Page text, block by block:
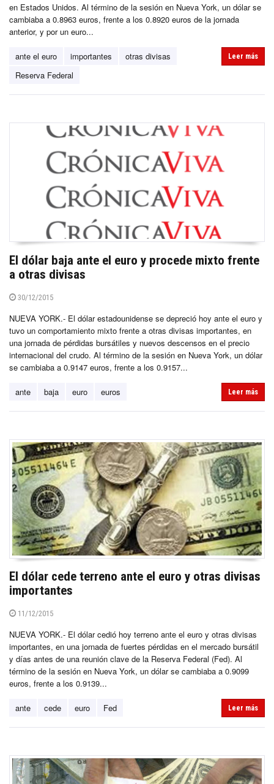
en Estados Unidos. Al término de la sesión en Nueva York, un dólar se
cambiaba a 0.8963 euros, frente a los 0.8920 euros de la jornada
anterior, y por un euro...
ante el euro importantes
otras divisas
Reserva Federal
Leer más
El dólar baja ante el euro y procede mixto frente
a otras divisas
30/12/2015
NUEVA YORK.- El dólar estadounidense se depreció hoy ante el euro y
tuvo un comportamiento mixto frente a otras divisas importantes, en
una jornada de pérdidas bursátiles y nuevos descensos en el precio
internacional del crudo. Al término de la sesión en Nueva York, un dólar
se cambiaba a 0.9147 euros, frente a los 0.9157...
ante baja euro euros Leer más
El dólar cede terreno ante el euro y otras divisas
importantes
11/12/2015
NUEVA YORK.- El dólar cedió hoy terreno ante el euro y otras divisas
importantes, en una jornada de fuertes pérdidas en el mercado bursátil
y días antes de una reunión clave de la Reserva Federal (Fed). Al
término de la sesión en Nueva York, un dólar se cambiaba a 0.9099
euros, frente a los 0.9139...
ante cede euro Fed Leer más